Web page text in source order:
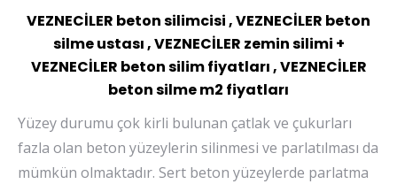
VEZNECİLER beton silimcisi , VEZNECİLER beton
silme ustası , VEZNECİLER zemin silimi +
VEZNECİLER beton silim fiyatları , VEZNECİLER
beton silme m2 fiyatları
Yüzey durumu çok kirli bulunan çatlak ve çukurları
fazla olan beton yüzeylerin silinmesi ve parlatılması da
mümkün olmaktadır. Sert beton yüzeylerde parlatma